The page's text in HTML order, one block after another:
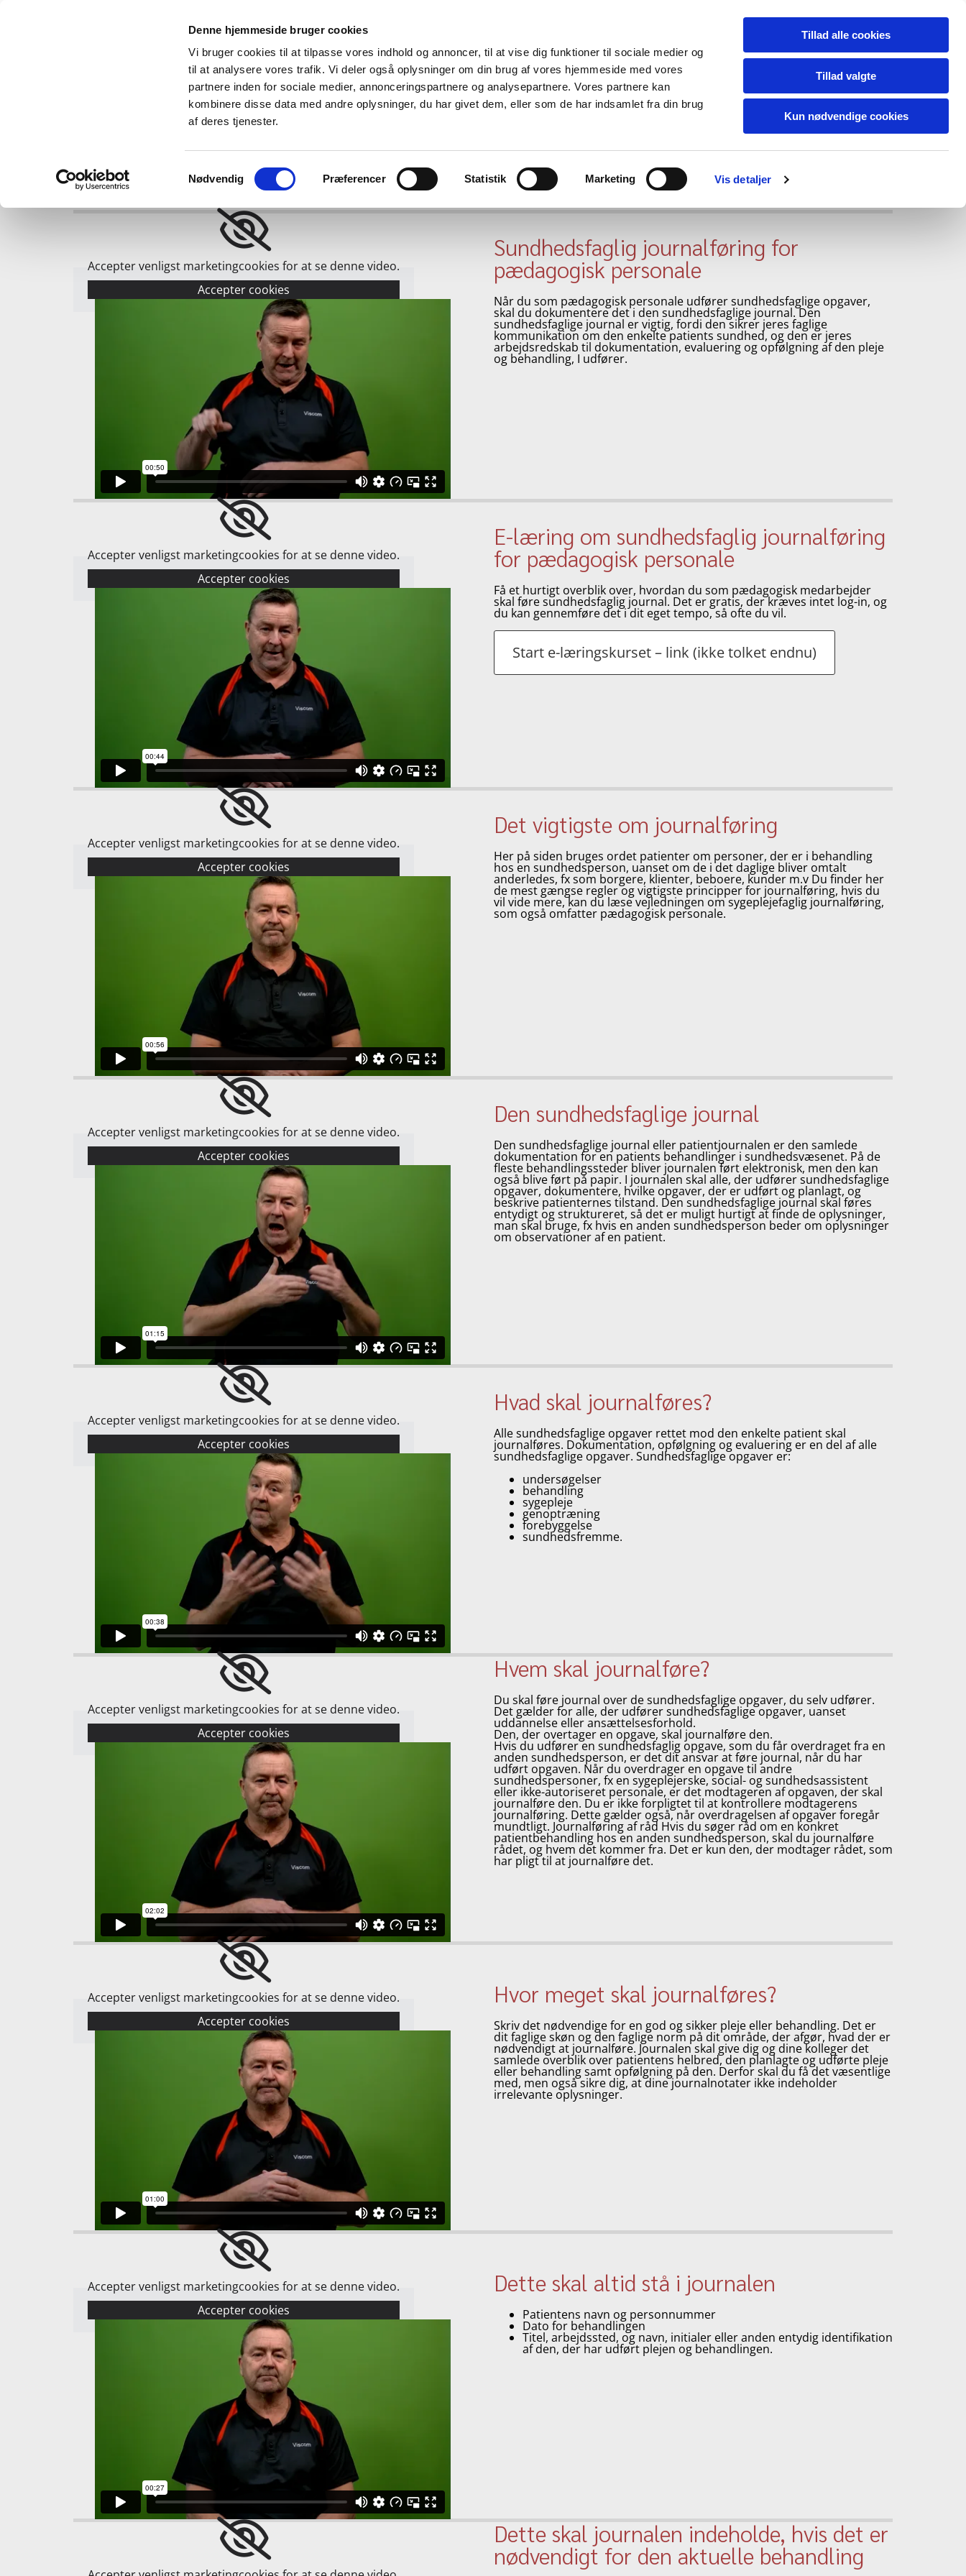
Denne hjemmeside bruger cookies
Vi bruger cookies til at tilpasse vores indhold og annoncer, til at vise dig funktioner til sociale medier og
til at analysere vores trafik. Vi deler også oplysninger om din brug af vores hjemmeside med vores
partnere inden for sociale medier, annonceringspartnere og analysepartnere. Vores partnere kan
kombinere disse data med andre oplysninger, du har givet dem, eller som de har indsamlet fra din brug
af deres tjenester.
Nødvendig Præferencer Statistik Marketing Vis detaljer
Tillad alle cookies
Tillad valgte
Kun nødvendige cookies
- leveret af Viscom
WEC / Le Mans Formel 1 MC Om Kontakt
Accepter venligst marketingcookies for at se denne video.
Accepter cookies
Sundhedsfaglig journalføring for
pædagogisk personale
Når du som pædagogisk personale udfører sundhedsfaglige opgaver,
skal du dokumentere det i den sundhedsfaglige journal. Den
sundhedsfaglige journal er vigtig, fordi den sikrer jeres faglige
kommunikation om den enkelte patients sundhed, og den er jeres
arbejdsredskab til dokumentation, evaluering og opfølgning af den pleje
og behandling, I udfører.
Accepter venligst marketingcookies for at se denne video.
Accepter cookies
E-læring om sundhedsfaglig journalføring
for pædagogisk personale
Få et hurtigt overblik over, hvordan du som pædagogisk medarbejder
skal føre sundhedsfaglig journal. Det er gratis, der kræves intet log-in, og
du kan gennemføre det i dit eget tempo, så ofte du vil.
Start e-læringskurset – link (ikke tolket endnu)
Accepter venligst marketingcookies for at se denne video.
Accepter cookies
Det vigtigste om journalføring
Her på siden bruges ordet patienter om personer, der er i behandling
hos en sundhedsperson, uanset om de i det daglige bliver omtalt
anderledes, fx som borgere, klienter, beboere, kunder m.v Du finder her
de mest gængse regler og vigtigste principper for journalføring, hvis du
vil vide mere, kan du læse vejledningen om sygeplejefaglig journalføring,
som også omfatter pædagogisk personale.
Accepter venligst marketingcookies for at se denne video.
Accepter cookies
Den sundhedsfaglige journal
Den sundhedsfaglige journal eller patientjournalen er den samlede
dokumentation for en patients behandlinger i sundhedsvæsenet. På de
fleste behandlingssteder bliver journalen ført elektronisk, men den kan
også blive ført på papir. I journalen skal alle, der udfører sundhedsfaglige
opgaver, dokumentere, hvilke opgaver, der er udført og planlagt, og
beskrive patienternes tilstand. Den sundhedsfaglige journal skal føres
entydigt og struktureret, så det er muligt hurtigt at finde de oplysninger,
man skal bruge, fx hvis en anden sundhedsperson beder om oplysninger
om observationer af en patient.
Accepter venligst marketingcookies for at se denne video.
Accepter cookies
Hvad skal journalføres?
Alle sundhedsfaglige opgaver rettet mod den enkelte patient skal
journalføres. Dokumentation, opfølgning og evaluering er en del af alle
sundhedsfaglige opgaver. Sundhedsfaglige opgaver er:
undersøgelser
behandling
sygepleje
genoptræning
forebyggelse
sundhedsfremme.
Accepter venligst marketingcookies for at se denne video.
Accepter cookies
Hvem skal journalføre?
Du skal føre journal over de sundhedsfaglige opgaver, du selv udfører.
Det gælder for alle, der udfører sundhedsfaglige opgaver, uanset
uddannelse eller ansættelsesforhold.
Den, der overtager en opgave, skal journalføre den.
Hvis du udfører en sundhedsfaglig opgave, som du får overdraget fra en
anden sundhedsperson, er det dit ansvar at føre journal, når du har
udført opgaven. Når du overdrager en opgave til andre
sundhedspersoner, fx en sygeplejerske, social- og sundhedsassistent
eller ikke-autoriseret personale, er det modtageren af opgaven, der skal
journalføre den. Du er ikke forpligtet til at kontrollere modtagerens
journalføring. Dette gælder også, når overdragelsen af opgaver foregår
mundtligt. Journalføring af råd Hvis du søger råd om en konkret
patientbehandling hos en anden sundhedsperson, skal du journalføre
rådet, og hvem det kommer fra. Det er kun den, der modtager rådet, som
har pligt til at journalføre det.
Accepter venligst marketingcookies for at se denne video.
Accepter cookies
Hvor meget skal journalføres?
Skriv det nødvendige for en god og sikker pleje eller behandling. Det er
dit faglige skøn og den faglige norm på dit område, der afgør, hvad der er
nødvendigt at journalføre. Journalen skal give dig og dine kolleger det
samlede overblik over patientens helbred, den planlagte og udførte pleje
eller behandling samt opfølgning på den. Derfor skal du få det væsentlige
med, men også sikre dig, at dine journalnotater ikke indeholder
irrelevante oplysninger.
Accepter venligst marketingcookies for at se denne video.
Accepter cookies
Dette skal altid stå i journalen
Patientens navn og personnummer
Dato for behandlingen
Titel, arbejdssted, og navn, initialer eller anden entydig identifikation
af den, der har udført plejen og behandlingen.
Dette skal journalen indeholde, hvis det er
nødvendigt for den aktuelle behandling